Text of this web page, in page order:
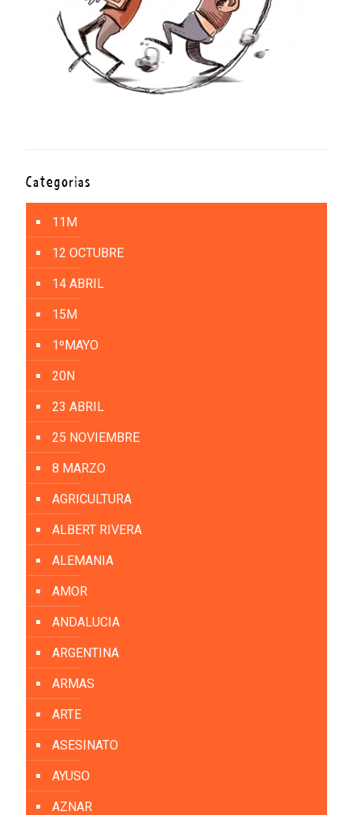
Categorías
11M
12 OCTUBRE
14 ABRIL
15M
1ºMAYO
20N
23 ABRIL
25 NOVIEMBRE
8 MARZO
AGRICULTURA
ALBERT RIVERA
ALEMANIA
AMOR
ANDALUCIA
ARGENTINA
ARMAS
ARTE
ASESINATO
AYUSO
AZNAR